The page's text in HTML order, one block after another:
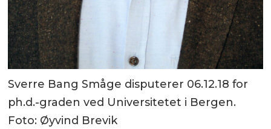
Sverre Bang Småge disputerer 06.12.18 for
ph.d.-graden ved Universitetet i Bergen.
Foto: Øyvind Brevik